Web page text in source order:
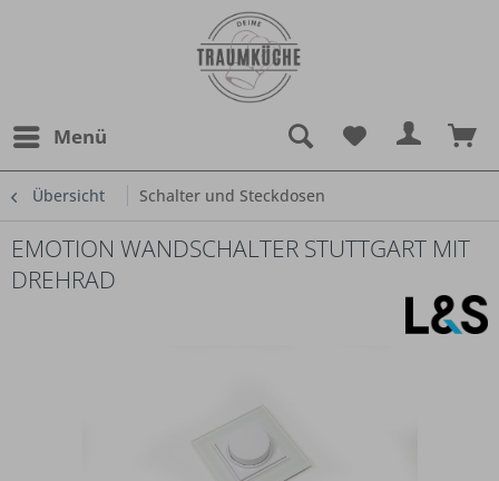
Menü
Übersicht Schalter und Steckdosen
EMOTION WANDSCHALTER STUTTGART MIT
DREHRAD